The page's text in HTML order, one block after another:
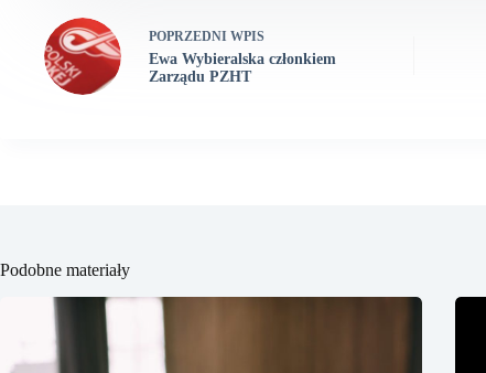
POPRZEDNI WPIS
Ewa Wybieralska członkiem
Zarządu PZHT
Podobne materiały